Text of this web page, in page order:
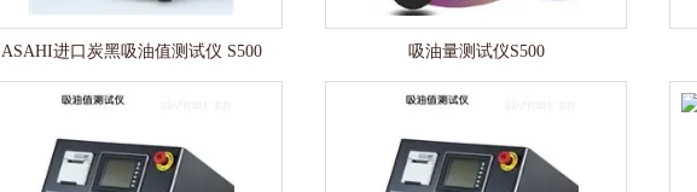
ASAHI进口炭黑吸油值测试仪 S500 吸油量测试仪S500